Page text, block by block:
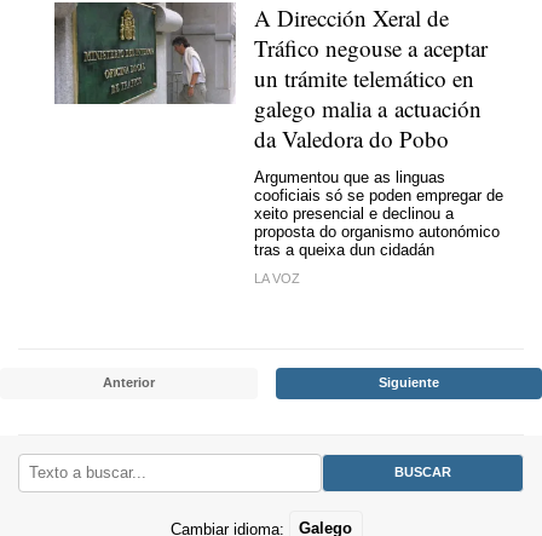
A Dirección Xeral de
Tráfico negouse a aceptar
un trámite telemático en
galego malia a actuación
da Valedora do Pobo
Argumentou que as linguas
cooficiais só se poden empregar de
xeito presencial e declinou a
proposta do organismo autonómico
tras a queixa dun cidadán
LA VOZ
Anterior Siguiente
Cambiar idioma: Galego